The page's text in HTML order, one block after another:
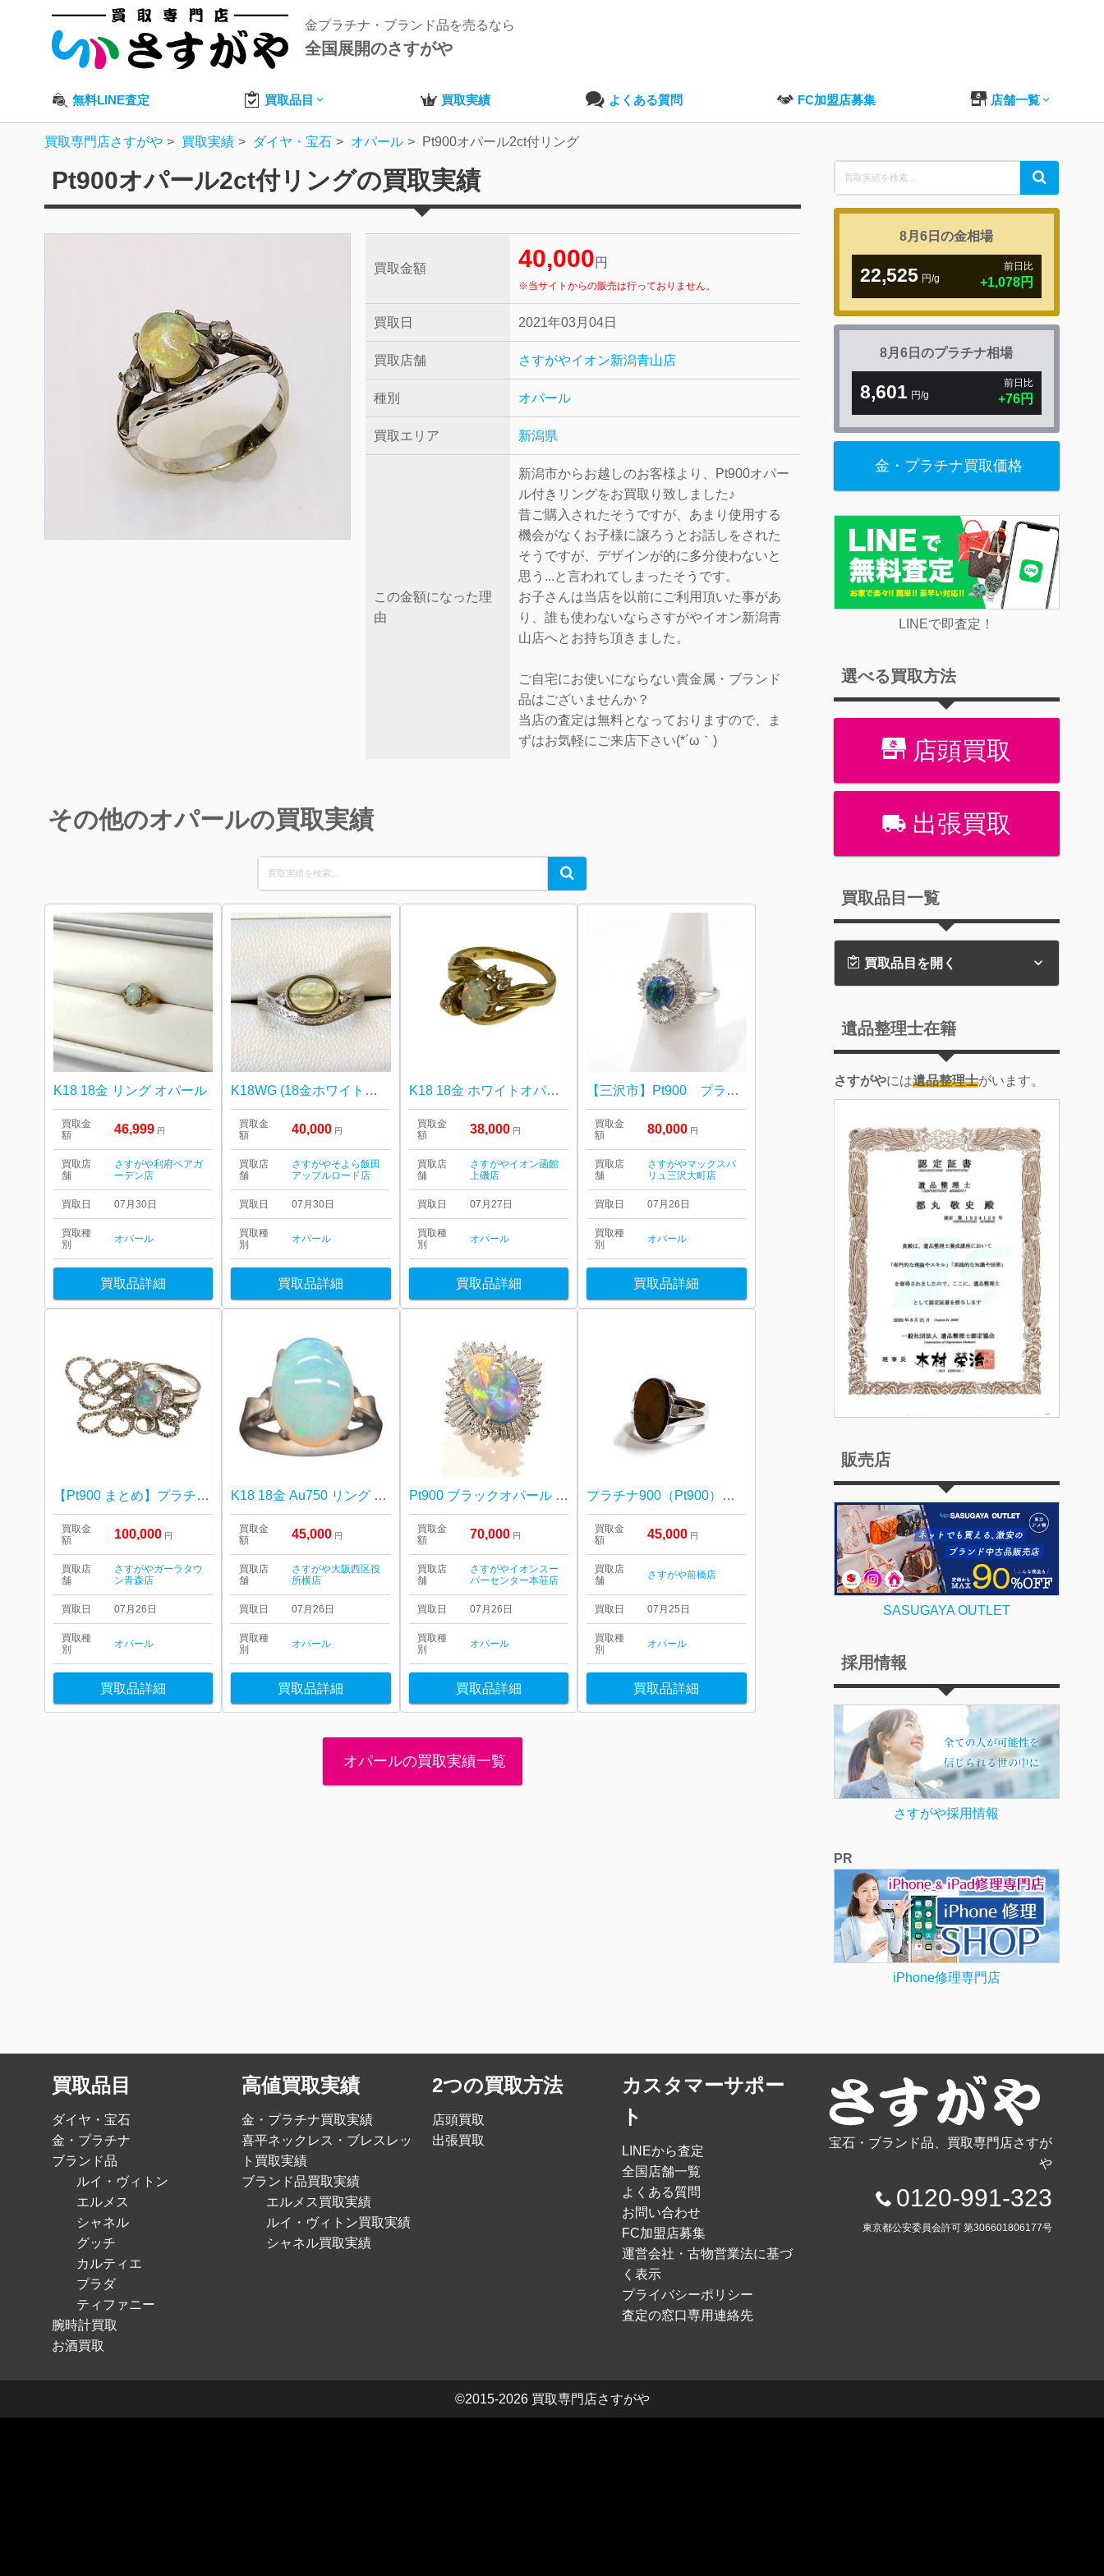
金プラチナ・ブランド品を売るなら
全国展開のさすがや
無料LINE査定 買取品目 買取実績 よくある質問 FC加盟店募集 店舗一覧
買取専門店さすがや 買取実績 ダイヤ・宝石 オパール Pt900オパール2ct付リング
Pt900オパール2ct付リングの買取実績
買取金額 40,000 円
※当サイトからの販売は行っておりません。
買取日 2021年03月04日
買取店舗 さすがやイオン新潟青山店
種別 オパール
買取エリア 新潟県
この金額になった理
由
新潟市からお越しのお客様より、Pt900オパー
ル付きリングをお買取り致しました♪
昔ご購入されたそうですが、あまり使用する
機会がなくお子様に譲ろうとお話しをされた
そうですが、デザインが的に多分使わないと
思う...と言われてしまったそうです。
お子さんは当店を以前にご利用頂いた事があ
り、誰も使わないならさすがやイオン新潟青
山店へとお持ち頂きました。
ご自宅にお使いにならない貴金属・ブランド
品はございませんか？
当店の査定は無料となっておりますので、ま
ずはお気軽にご来店下さい(*´ω｀)
その他のオパールの買取実績
Search
for:
Search
K18 18金 リング オパール
買取金
額
46,999 円
買取店
舗
さすがや利府ペアガ
ーデン店
買取日 07月30日
買取種
別
オパール
買取品詳細
K18WG (18金ホワイトゴールド) オパール・ダイヤモンドリング
買取金
額
40,000 円
買取店
舗
さすがやそよら飯田
アップルロード店
買取日 07月30日
買取種
別
オパール
買取品詳細
K18 18金 ホワイトオパール付きリング【イオン函館上磯店】
買取金
額
38,000 円
買取店
舗
さすがやイオン函館
上磯店
買取日 07月27日
買取種
別
オパール
買取品詳細
【三沢市】Pt900 プラチナ オパールリング をお買取り致しました！
買取金
額
80,000 円
買取店
舗
さすがやマックスバ
リュ三沢大町店
買取日 07月26日
買取種
別
オパール
買取品詳細
【Pt900 まとめ】プラチナ900・オパール・ネックレス・リング・指輪・貴金属・アクセサリー
買取金
額
100,000 円
買取店
舗
さすがやガーラタウ
ン青森店
買取日 07月26日
買取種
別
オパール
買取品詳細
K18 18金 Au750 リング 指輪 オパール
買取金
額
45,000 円
買取店
舗
さすがや大阪西区役
所横店
買取日 07月26日
買取種
別
オパール
買取品詳細
Pt900 ブラックオパール メレダイヤ リング
買取金
額
70,000 円
買取店
舗
さすがやイオンスー
パーセンター本荘店
買取日 07月26日
買取種
別
オパール
買取品詳細
プラチナ900（Pt900）ブラックオパールリング 高価買取｜高崎市山名町
買取金
額
45,000 円
買取店
舗
さすがや前橋店
買取日 07月25日
買取種
別
オパール
買取品詳細
オパールの買取実績一覧
Search
for:
Search
8月6日の金相場
22,525 円/g
前日比
8月6日のプラチナ相場
8,601 円/g
前日比
金・プラチナ買取価格
LINEで即査定！
選べる買取方法
店頭買取
出張買取
買取品目一覧
買取品目を開く
遺品整理士在籍
さすがやには遺品整理士がいます。
販売店
SASUGAYA OUTLET
採用情報
さすがや採用情報
PR
iPhone修理専門店
買取品目
ダイヤ・宝石
金・プラチナ
ブランド品
ルイ・ヴィトン
エルメス
シャネル
グッチ
カルティエ
プラダ
ティファニー
腕時計買取
お酒買取
高値買取実績
金・プラチナ買取実績
喜平ネックレス・ブレスレッ
ト買取実績
ブランド品買取実績
エルメス買取実績
ルイ・ヴィトン買取実績
シャネル買取実績
2つの買取方法
店頭買取
出張買取
カスタマーサポー
ト
LINEから査定
全国店舗一覧
よくある質問
お問い合わせ
FC加盟店募集
運営会社・古物営業法に基づ
く表示
プライバシーポリシー
査定の窓口専用連絡先
宝石・ブランド品、買取専門店さすが
や
0120-991-323
東京都公安委員会許可 第306601806177号
©2015-2026 買取専門店さすがや